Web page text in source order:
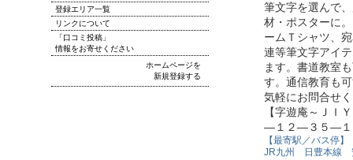
筆文字を選んで
材・ポスターに
ームＴシャツ、
連等筆文字アイ
ます。書道教室
す。通信教育も
気軽にお問合せ
【字遊庵～ＪＩ
―１２―３５―１
【最寄駅／バス停】
JR九州 日豊本線
登録エリア一覧
リンクについて
「口コミ投稿」
情報をお寄せください
ホームページを
新規登録する